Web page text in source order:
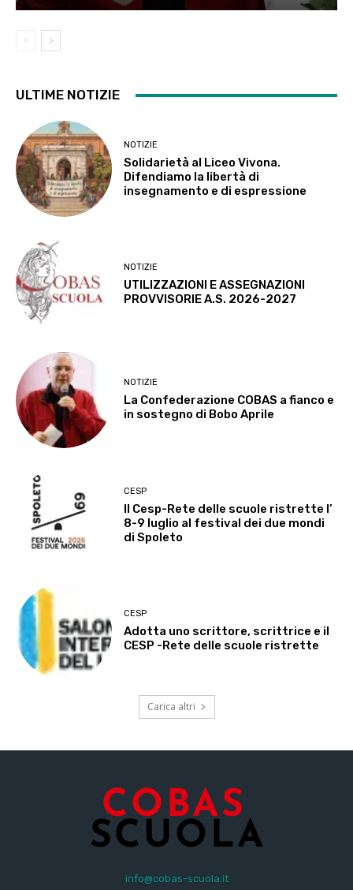
ULTIME NOTIZIE
NOTIZIE
Solidarietà al Liceo Vivona.
Difendiamo la libertà di
insegnamento e di espressione
NOTIZIE
UTILIZZAZIONI E ASSEGNAZIONI
PROVVISORIE A.S. 2026-2027
NOTIZIE
La Confederazione COBAS a fianco e
in sostegno di Bobo Aprile
CESP
Il Cesp-Rete delle scuole ristrette l’
8-9 luglio al festival dei due mondi
di Spoleto
CESP
Adotta uno scrittore, scrittrice e il
CESP -Rete delle scuole ristrette
Carica altri
info@cobas-scuola.it